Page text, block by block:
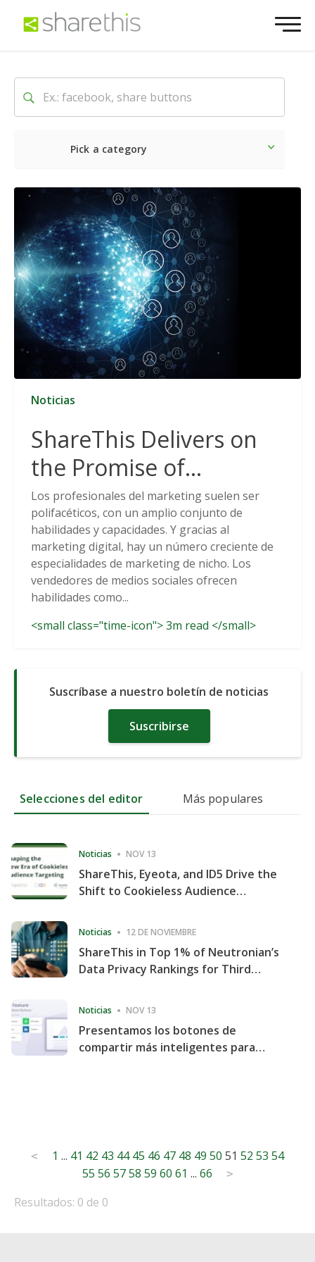
Pick a category
Lo último Social
Noticias
ShareThis Delivers on
the Promise of
Cookieless Data
Solutions
Los profesionales del marketing suelen ser
polifacéticos, con un amplio conjunto de
habilidades y capacidades. Y gracias al
marketing digital, hay un número creciente de
especialidades de marketing de nicho. Los
vendedores de medios sociales ofrecen
habilidades como...
<small class="time-icon"> 3m read </small>
Suscríbase a nuestro boletín de noticias
Suscribirse
Selecciones del editor Más populares
Noticias NOV 13
ShareThis, Eyeota, and ID5 Drive the
Shift to Cookieless Audience
Noticias 12 DE NOVIEMBRE
ShareThis in Top 1% of Neutronian’s
Data Privacy Rankings for Third
Noticias NOV 13
Presentamos los botones de
compartir más inteligentes para
Posts
pagination
< 1 ... 41 42 43 44 45 46 47 48 49 50 51 52 53 54
55 56 57 58 59 60 61 ... 66 >
Resultados: 0 de 0